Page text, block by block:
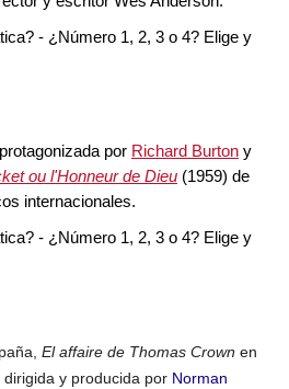
- ¿Número 1, 2, 3 o 4? Elige y
por Richard Burton y
ou l'Honneur de Dieu (1959) de
internacionales.
- ¿Número 1, 2, 3 o 4? Elige y
El affaire de Thomas Crown en
y producida por Norman